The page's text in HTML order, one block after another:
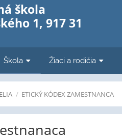
škola
1, 917 31
Škola Žiaci a rodičia
/ ETICKÝ KÓDEX ZAMESTNANCA